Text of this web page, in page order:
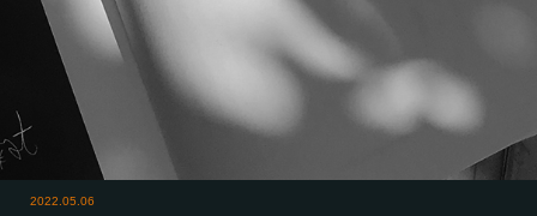
2022.03.20